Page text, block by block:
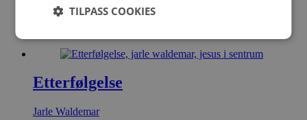
Storpocket
Etterfølgelse
Jarle Waldemar
TILPASS COOKIES